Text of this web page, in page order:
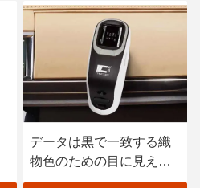
データは黒で一致する織
物色のための目に見える
分光光度計を着色します